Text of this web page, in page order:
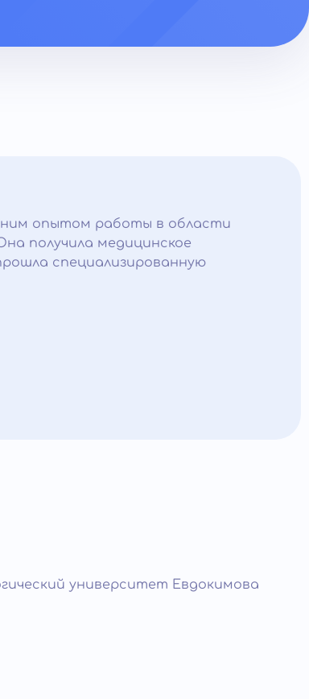
опытом работы в области
получила медицинское
специализированную
университет Евдокимова